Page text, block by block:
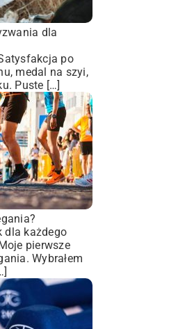
dla
po
medal na szyi,
Puste […]
dla każdego
pierwsze
Wybrałem